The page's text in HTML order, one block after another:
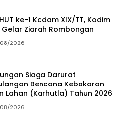
ke-1 Kodam XIX/TT, Kodim
Gelar Ziarah Rombongan
2026
Siaga Darurat
Bencana Kebakaran
Lahan (Karhutla) Tahun 2026
2026